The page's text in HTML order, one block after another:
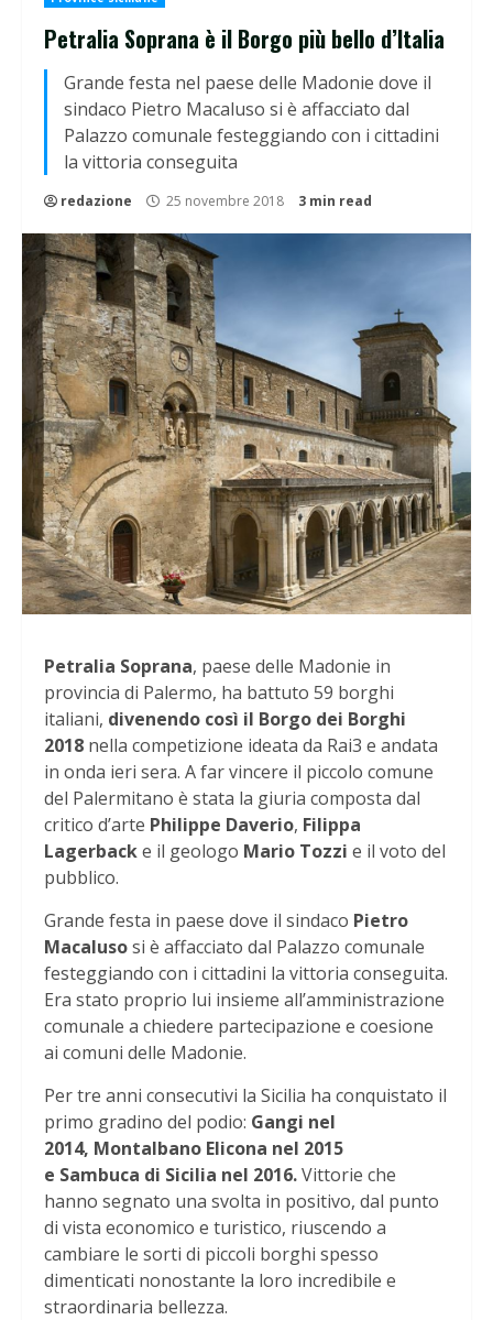
Petralia Soprana è il Borgo più bello d’Italia
Grande festa nel paese delle Madonie dove il
sindaco Pietro Macaluso si è affacciato dal
Palazzo comunale festeggiando con i cittadini
la vittoria conseguita
redazione 25 novembre 2018 3 min read
Petralia Soprana, paese delle Madonie in
provincia di Palermo, ha battuto 59 borghi
italiani, divenendo così il Borgo dei Borghi
2018 nella competizione ideata da Rai3 e andata
in onda ieri sera. A far vincere il piccolo comune
del Palermitano è stata la giuria composta dal
critico d’arte Philippe Daverio, Filippa
Lagerbacke il geologo Mario Tozzi e il voto del
pubblico.
Grande festa in paese dove il sindaco Pietro
Macalusosi è affacciato dal Palazzo comunale
festeggiando con i cittadini la vittoria conseguita.
Era stato proprio lui insieme all’amministrazione
comunale a chiedere partecipazione e coesione
ai comuni delle Madonie.
Per tre anni consecutivi la Sicilia ha conquistato il
primo gradino del podio: Gangi nel
2014, Montalbano Elicona nel 2015
e Sambuca di Sicilia nel 2016.Vittorie che
hanno segnato una svolta in positivo, dal punto
di vista economico e turistico, riuscendo a
cambiare le sorti di piccoli borghi spesso
dimenticati nonostante la loro incredibile e
straordinaria bellezza.